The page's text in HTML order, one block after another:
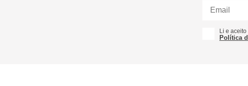
Li e
Política